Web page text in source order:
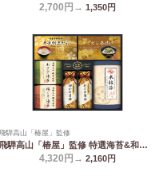
2,700円→ 1,350円
騨高山「椿屋」監修
飛騨高山「椿屋」監修 特選海苔&和味詰合せ TGF-DJ
4,320円→ 2,160円